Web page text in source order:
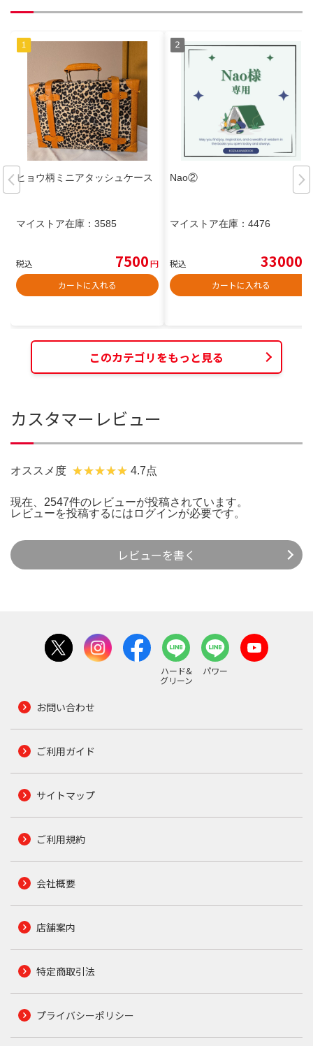
ヒョウ柄ミニアタッシュケース
マイストア在庫： 3585
税込 7500円
カートに入れる
Nao②
マイストア在庫： 4476
税込 33000
カートに入れる
このカテゴリをもっと見る
カスタマーレビュー
オススメ度 4.7点
現在、2547件のレビューが投稿されています。
レビューを投稿するには ログインが必要です。
レビューを書く
ハード&
グリーン
パワー
お問い合わせ
ご利用ガイド
サイトマップ
ご利用規約
会社概要
店舗案内
特定商取引法
プライバシーポリシー